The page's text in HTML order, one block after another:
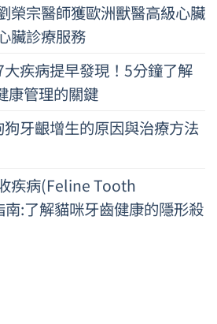
榮宗醫師獲歐洲獸醫高級心臟
臟診療服務
大疾病提早發現！5分鐘了解
康管理的關鍵
狗牙齦增生的原因與治療方法
疾病(Feline Tooth
:了解貓咪牙齒健康的隱形殺